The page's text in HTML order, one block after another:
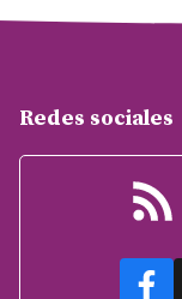
Redes sociales